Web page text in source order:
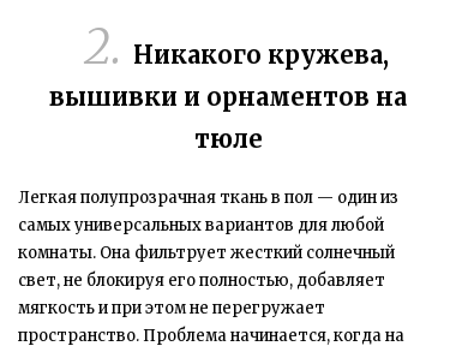
Никакого кружева,
вышивки и орнаментов на
тюле
Легкая полупрозрачная ткань в пол — один из
самых универсальных вариантов для любой
комнаты. Она фильтрует жесткий солнечный
свет, не блокируя его полностью, добавляет
мягкость и при этом не перегружает
пространство. Проблема начинается, когда на